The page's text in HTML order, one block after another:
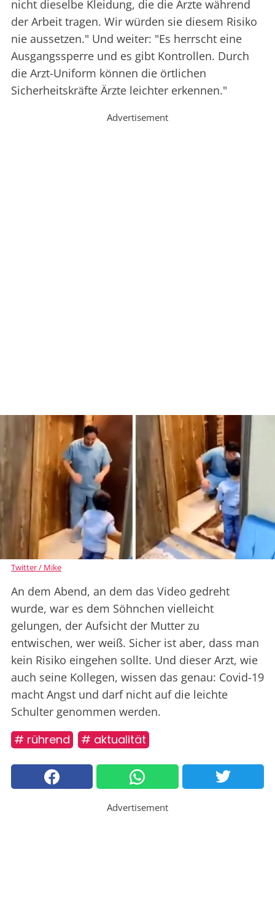
nicht dieselbe Kleidung, die die Ärzte während
der Arbeit tragen. Wir würden sie diesem Risiko
nie aussetzen." Und weiter: "Es herrscht eine
Ausgangssperre und es gibt Kontrollen. Durch
die Arzt-Uniform können die örtlichen
Sicherheitskräfte Ärzte leichter erkennen."
Advertisement
Twitter / Mike
An dem Abend, an dem das Video gedreht
wurde, war es dem Söhnchen vielleicht
gelungen, der Aufsicht der Mutter zu
entwischen, wer weiß. Sicher ist aber, dass man
kein Risiko eingehen sollte. Und dieser Arzt, wie
auch seine Kollegen, wissen das genau: Covid-19
macht Angst und darf nicht auf die leichte
Schulter genommen werden.
# rührend # aktualität
Advertisement